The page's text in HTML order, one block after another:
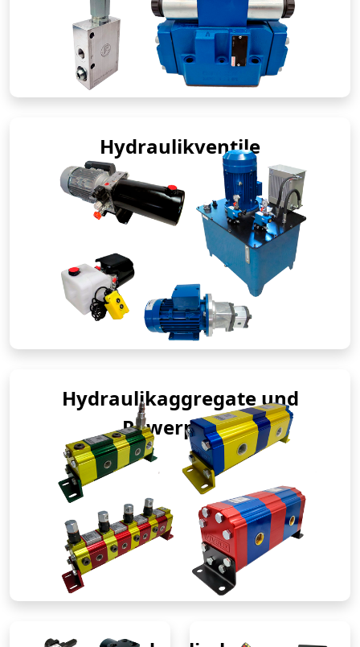
Hydraulikventile
Hydraulikaggregate und
Powerpacks